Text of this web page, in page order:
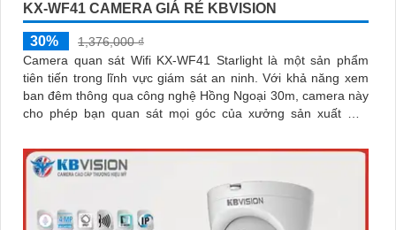
KX-WF41 CAMERA GIÁ RẺ KBVISION
30%
1,376,000 ₫
Camera quan sát Wifi KX-WF41 Starlight là một sản phẩm
tiên tiến trong lĩnh vực giám sát an ninh. Với khả năng xem
ban đêm thông qua công nghệ Hồng Ngoại 30m, camera này
cho phép bạn quan sát mọi góc của xưởng sản xuất một